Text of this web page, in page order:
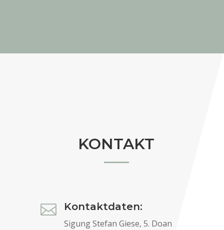
KONTAKT
 Kontaktdaten:
Sigung Stefan Giese, 5. Doan